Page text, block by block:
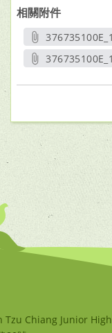
相關附件
Tzu Chiang Junior